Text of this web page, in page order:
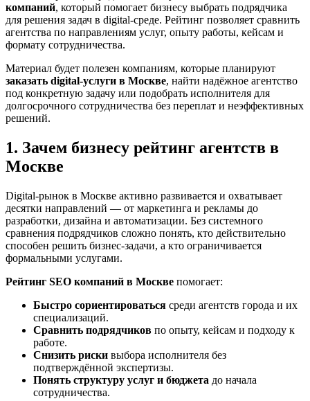
компаний, который помогает бизнесу выбрать подрядчика
для решения задач в digital-среде. Рейтинг позволяет сравнить
агентства по направлениям услуг, опыту работы, кейсам и
формату сотрудничества.
Материал будет полезен компаниям, которые планируют
заказать digital-услуги в Москве, найти надёжное агентство
под конкретную задачу или подобрать исполнителя для
долгосрочного сотрудничества без переплат и неэффективных
решений.
1. Зачем бизнесу рейтинг агентств в
Москве
Digital-рынок в Москве активно развивается и охватывает
десятки направлений — от маркетинга и рекламы до
разработки, дизайна и автоматизации. Без системного
сравнения подрядчиков сложно понять, кто действительно
способен решить бизнес-задачи, а кто ограничивается
формальными услугами.
Рейтинг SEO компаний в Москве помогает:
Быстро сориентироваться среди агентств города и их
специализаций.
Сравнить подрядчиков по опыту, кейсам и подходу к
работе.
Снизить риски выбора исполнителя без
подтверждённой экспертизы.
Понять структуру услуг и бюджета до начала
сотрудничества.